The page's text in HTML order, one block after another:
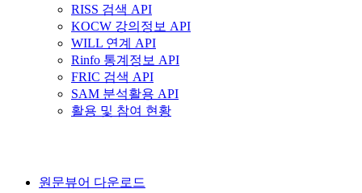
RISS 검색 API
KOCW 강의정보 API
WILL 연계 API
Rinfo 통계정보 API
FRIC 검색 API
SAM 분석활용 API
활용 및 참여 현황
원문뷰어 다운로드